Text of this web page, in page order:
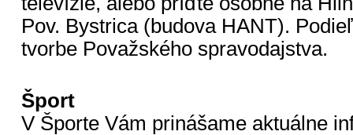
Pov. Bystrica (budova HANT).
tvorbe Považského spravodajstva.
Šport
V Športe Vám prinášame aktuálne